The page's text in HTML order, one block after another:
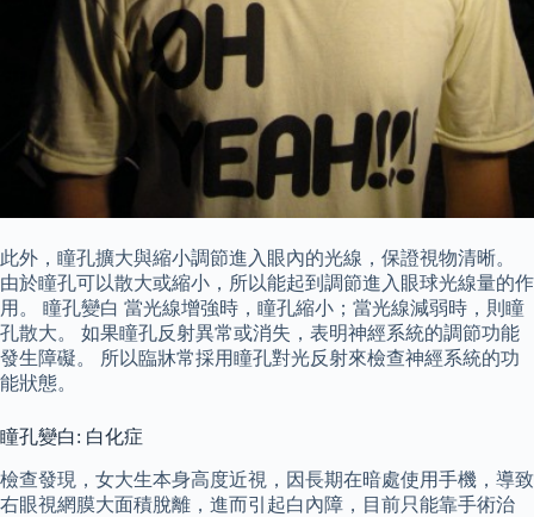
此外，瞳孔擴大與縮小調節進入眼內的光線，保證視物清晰。
由於瞳孔可以散大或縮小，所以能起到調節進入眼球光線量的作
用。 瞳孔變白 當光線增強時，瞳孔縮小；當光線減弱時，則瞳
孔散大。 如果瞳孔反射異常或消失，表明神經系統的調節功能
發生障礙。 所以臨牀常採用瞳孔對光反射來檢查神經系統的功
能狀態。
瞳孔變白: 白化症
檢查發現，女大生本身高度近視，因長期在暗處使用手機，導致
右眼視網膜大面積脫離，進而引起白內障，目前只能靠手術治